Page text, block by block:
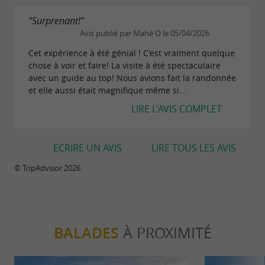
Arphidia
5h + accès grotte (âge minimum : 14 ans)
Parcours spéléo technique. Mains courantes
aériennes et descentes en rappel (maximum
8h + accès grotte (âge minimum : 16 ans)
"Surprenant!"
Avis publié par Mahé O le 05/04/2026
Cet expérience à été génial ! C'est vraiment quelque
chose à voir et faire! La visite à été spectaculaire
avec un guide au top! Nous avions fait la randonnée
et elle aussi était magnifique même si...
LIRE L'AVIS COMPLET
LIRE TOUS LES AVIS
ECRIRE UN AVIS
© TripAdvisor 2026
BALADES À PROXIMITÉ